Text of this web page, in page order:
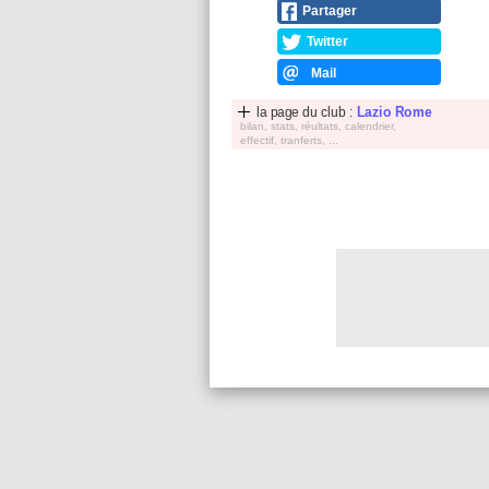
Partager
Twitter
Mail
la page du club : Lazio Rome
bilan, stats, réultats, calendrier,
effectif, tranferts, ...